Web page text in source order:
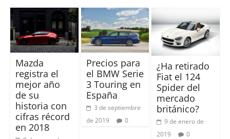
Mazda
registra el
mejor año
de su
historia con
cifras récord
en 2018
Precios para
el BMW Serie
3 Touring en
España
3 de septiembre
de 2019
0
¿Ha retirado
Fiat el 124
Spider del
mercado
británico?
9 de enero de
2019
0